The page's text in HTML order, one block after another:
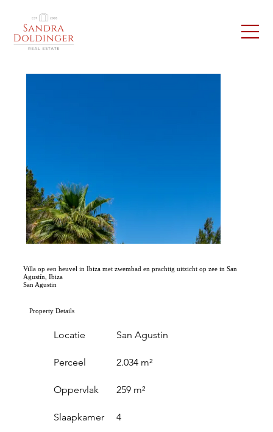
Villa op een heuvel in Ibiza met zwembad en prachtig uitzicht op zee in San
Agustín, Ibiza
San Agustin
Property Details
Locatie
Perceel
Oppervlak
San Agustin
2.034 m²
259 m²
Slaapkamer 4